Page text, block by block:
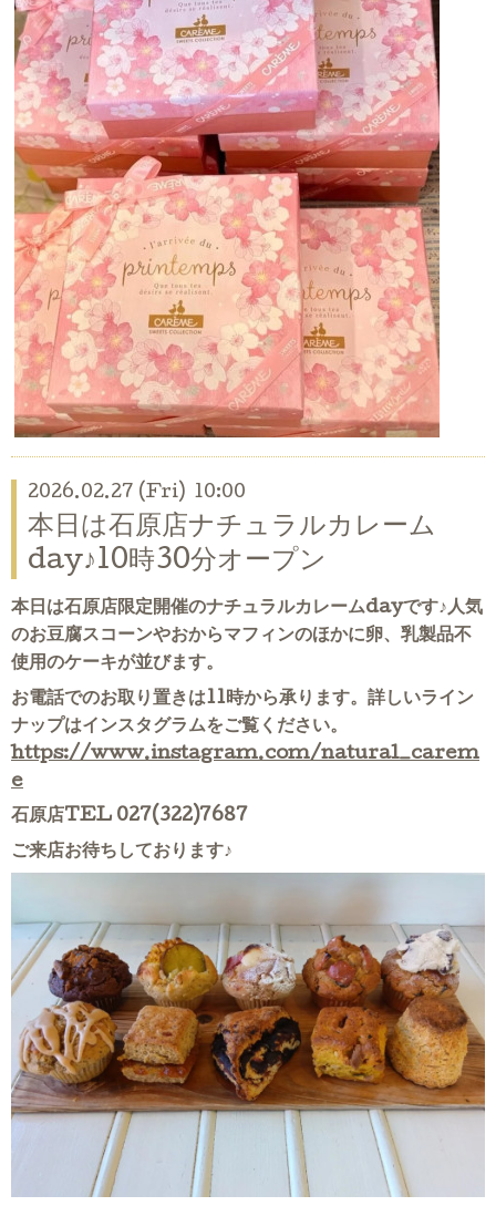
2026.02.27 (Fri) 10:00
本日は石原店ナチュラルカレーム
day♪10時30分オープン
本日は石原店限定開催のナチュラルカレームdayです♪人気
のお豆腐スコーンやおからマフィンのほかに卵、乳製品不
使用のケーキが並びます。
お電話でのお取り置きは11時から承ります。詳しいライン
ナップはインスタグラムをご覧ください。
https://www.instagram.com/natural_carem
e
石原店TEL 027(322)7687
ご来店お待ちしております♪